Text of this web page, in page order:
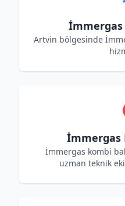
İmmergas
Artvin bölgesinde
İmmergas
İmmergas kombi
uzman teknik